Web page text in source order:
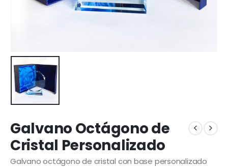
Galvano Octágono de
Cristal Personalizado
Galvano octágono de cristal con base personalizado